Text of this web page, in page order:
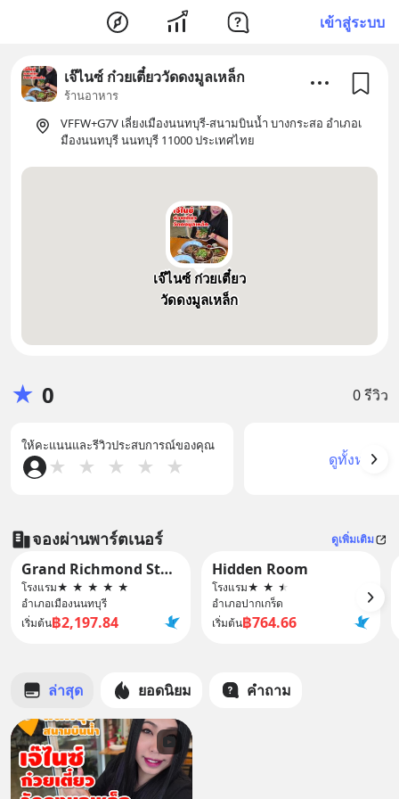
เข้าสู่ระบบ
เจ๊ไนซ์ ก๋วยเตี๋ยววัดดงมูลเหล็ก
ร้านอาหาร
VFFW+G7V เลี่ยงเมืองนนทบุรี-สนามบินน้ำ บางกระสอ อำเภอเ
มืองนนทบุรี นนทบุรี 11000 ประเทศไทย
เจ๊ไนซ์ ก๋วยเตี๋ยว
วัดดงมูลเหล็ก
★ 0 0 รีวิว
ให้คะแนนและรีวิวประสบการณ์ของคุณ
★ ★ ★ ★ ★ ดูทั้งหมด
จองผ่านพาร์ตเนอร์ ดูเพิ่มเติม
Grand Richmond Stylish Convention Hotel
โรงแรม★ ★ ★ ★ ★
อำเภอเมืองนนทบุรี
เริ่มต้น฿2,197.84
Hidden Room
โรงแรม★ ★ ★
อำเภอปากเกร็ด
เริ่มต้น฿764.66
ล่าสุด ยอดนิยม คำถาม